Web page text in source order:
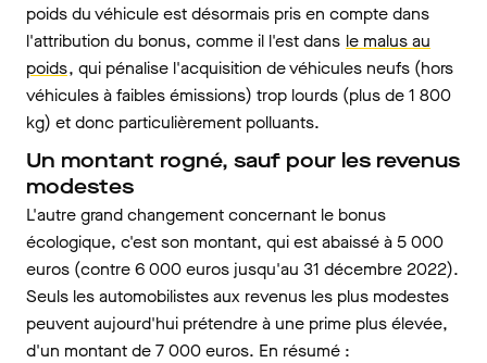
poids du véhicule est désormais pris en compte dans
l'attribution du bonus, comme il l'est dans le malus au
poids, qui pénalise l'acquisition de véhicules neufs (hors
véhicules à faibles émissions) trop lourds (plus de 1 800
kg) et donc particulièrement polluants.
Un montant rogné, sauf pour les revenus
modestes
L'autre grand changement concernant le bonus
écologique, c'est son montant, qui est abaissé à 5 000
euros (contre 6 000 euros jusqu'au 31 décembre 2022).
Seuls les automobilistes aux revenus les plus modestes
peuvent aujourd'hui prétendre à une prime plus élevée,
d'un montant de 7 000 euros. En résumé :